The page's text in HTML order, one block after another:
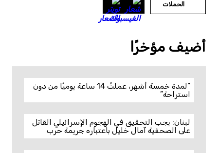
الحملات
أضيف مؤخرًا
“لمدة خمسة أشهر، عملتُ 14 ساعة يوميًا من دون
استراحة”
لبنان: يجب التحقيق في الهجوم الإسرائيلي القاتل
على الصحفية آمال خليل باعتباره جريمة حرب